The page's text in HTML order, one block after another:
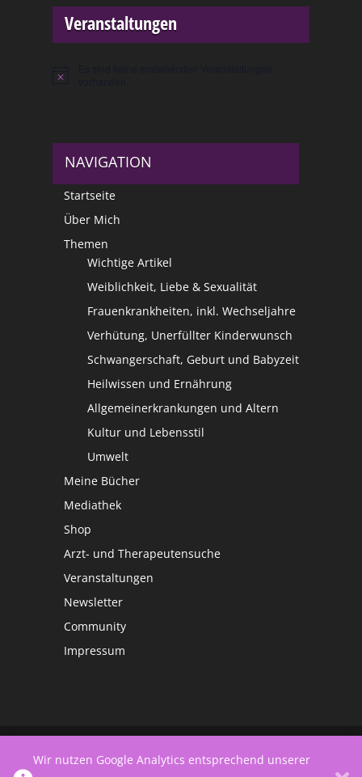
Veranstaltungen
Hinweis
NAVIGATION
Startseite
Über Mich
Themen
Wichtige Artikel
Weiblichkeit, Liebe & Sexualität
Frauenkrankheiten, inkl. Wechseljahre
Verhütung, Unerfüllter Kinderwunsch
Schwangerschaft, Geburt und Babyzeit
Heilwissen und Ernährung
Allgemeinerkrankungen und Altern
Kultur und Lebensstil
Umwelt
Meine Bücher
Mediathek
Shop
Arzt- und Therapeutensuche
Veranstaltungen
Newsletter
Community
Impressum
Wir nutzen Google Analytics entsprechend unserer